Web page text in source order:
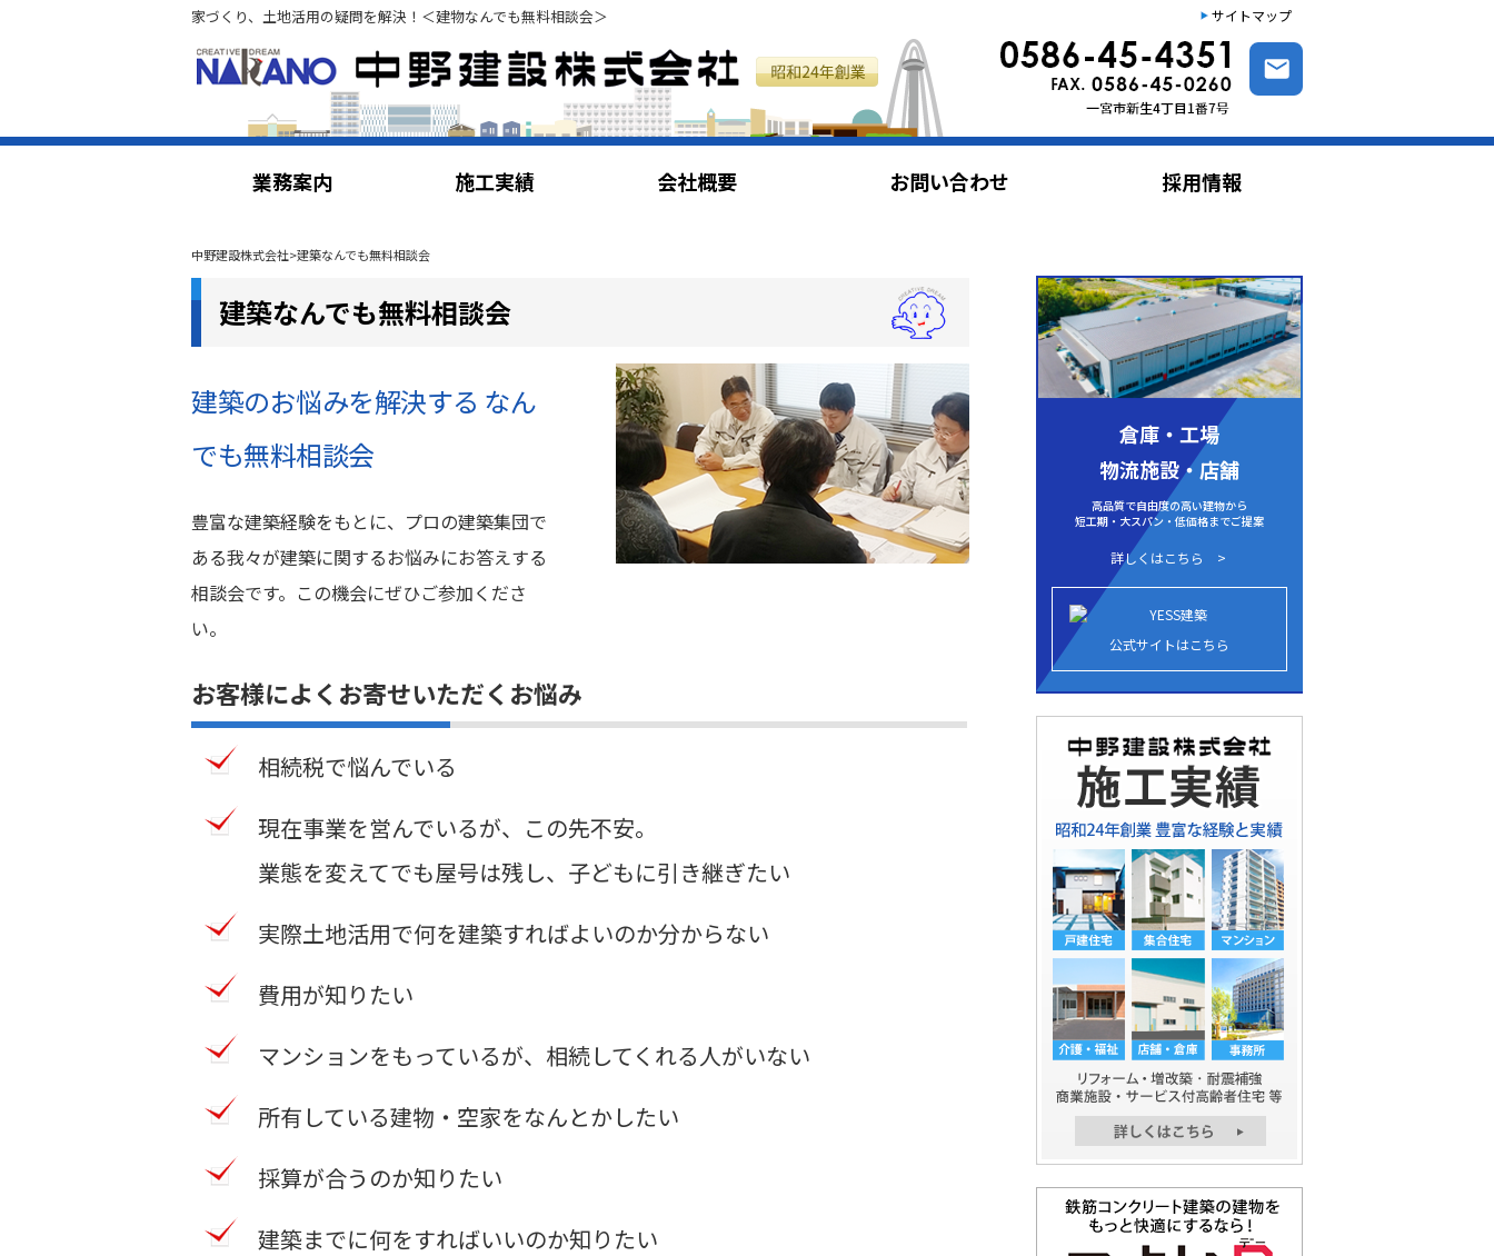
家づくり、土地活用の疑問を解決！＜建物なんでも無料相談会＞ サイトマップ
業務案内 施工実績 会社概要 お問い合わせ 採用情報
中野建設株式会社>建築なんでも無料相談会
建築なんでも無料相談会
建築のお悩みを解決する なん
でも無料相談会
豊富な建築経験をもとに、プロの建築集団で
ある我々が建築に関するお悩みにお答えする
相談会です。この機会にぜひご参加くださ
い。
お客様によくお寄せいただくお悩み
相続税で悩んでいる
現在事業を営んでいるが、この先不安。
業態を変えてでも屋号は残し、子どもに引き継ぎたい
実際土地活用で何を建築すればよいのか分からない
費用が知りたい
マンションをもっているが、相続してくれる人がいない
所有している建物・空家をなんとかしたい
採算が合うのか知りたい
建築までに何をすればいいのか知りたい
倉庫・工場
物流施設・店舗
高品質で自由度の高い建物から
短工期・大スパン・低価格までご提案
詳しくはこちら
公式サイトはこちら